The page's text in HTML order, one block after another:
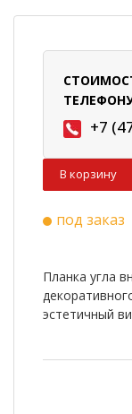
+7
В корзину
под заказ
Планка угла
эстетичный